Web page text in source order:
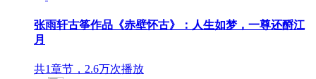
张雨轩古筝作品《赤壁怀古》：人生如梦，一尊还酹江
月
共1章节，2.6万次播放